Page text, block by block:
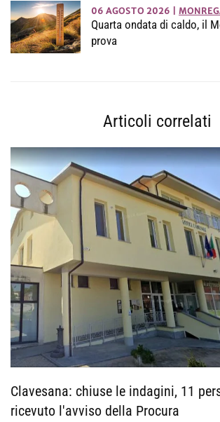
06 AGOSTO 2026
Quarta ondata di caldo, il
prova
Articoli correlati
Clavesana: chiuse le indagini, 11
ricevuto l'avviso della Procura